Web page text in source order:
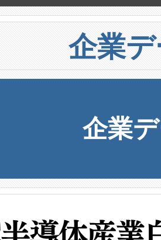
企業
企業